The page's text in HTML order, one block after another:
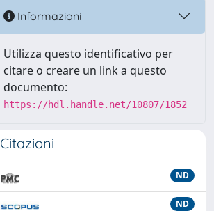
Informazioni
Utilizza questo identificativo per
citare o creare un link a questo
documento:
https://hdl.handle.net/10807/1852
Citazioni
ND
ND